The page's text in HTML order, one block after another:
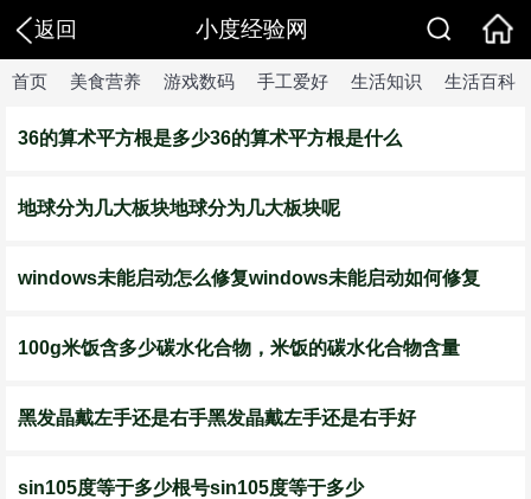
返回 小度经验网
首页 美食营养 游戏数码 手工爱好 生活知识 生活百科
36的算术平方根是多少36的算术平方根是什么
地球分为几大板块地球分为几大板块呢
windows未能启动怎么修复windows未能启动如何修复
100g米饭含多少碳水化合物，米饭的碳水化合物含量
黑发晶戴左手还是右手黑发晶戴左手还是右手好
sin105度等于多少根号sin105度等于多少